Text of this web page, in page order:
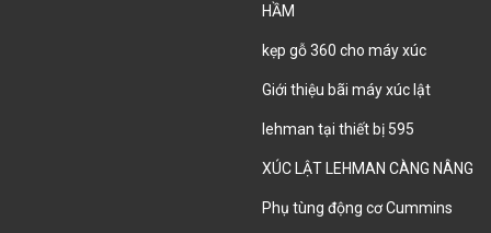
HẦM
kẹp gỗ 360 cho máy xúc
Giới thiệu bãi máy xúc lật
lehman tại thiết bị 595
XÚC LẬT LEHMAN CÀNG NÂNG
Phụ tùng động cơ Cummins